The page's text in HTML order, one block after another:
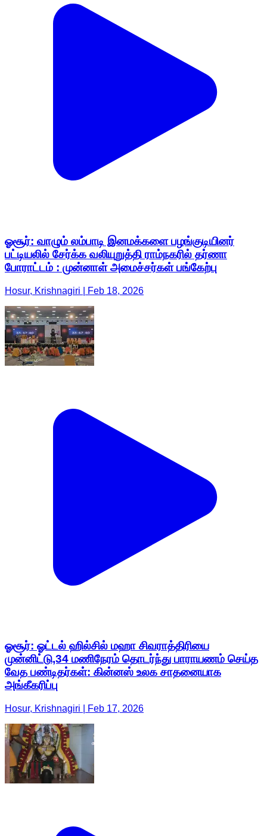
ஓசூர்: வாழும் லம்பாடி இனமக்களை பழங்குடியினர்
பட்டியலில் சேர்க்க வலியுறுத்தி ராம்நகரில் தர்ணா
போராட்டம் : முன்னாள் அமைச்சர்கள் பங்கேற்பு
Hosur, Krishnagiri | Feb 18, 2026
ஓசூர்: ஓட்டல் ஹில்சில் மஹா சிவராத்திரியை
முன்னிட்டு,34 மணிநேரம் தொடர்ந்து பாராயணம் செய்த
வேத பண்டிதர்கள்: கின்னஸ் உலக சாதனையாக
அங்கீகரிப்பு
Hosur, Krishnagiri | Feb 17, 2026